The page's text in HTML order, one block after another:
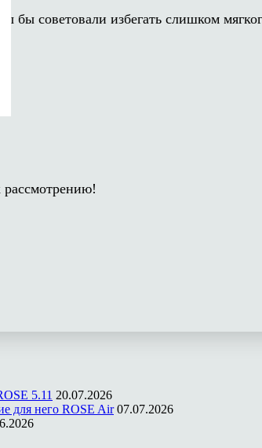
бы советовали избегать слишком
рассмотрению!
5.11 20.07.2026
для него ROSE Air 07.07.2026